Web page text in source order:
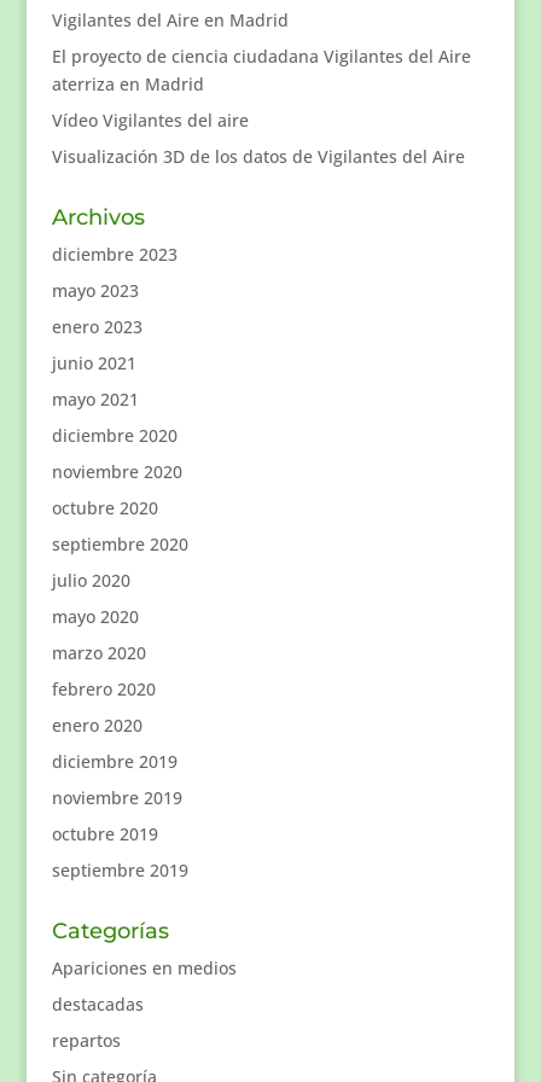
Vigilantes del Aire en Madrid
El proyecto de ciencia ciudadana Vigilantes del Aire
aterriza en Madrid
Vídeo Vigilantes del aire
Visualización 3D de los datos de Vigilantes del Aire
Archivos
diciembre 2023
mayo 2023
enero 2023
junio 2021
mayo 2021
diciembre 2020
noviembre 2020
octubre 2020
septiembre 2020
julio 2020
mayo 2020
marzo 2020
febrero 2020
enero 2020
diciembre 2019
noviembre 2019
octubre 2019
septiembre 2019
Categorías
Apariciones en medios
destacadas
repartos
Sin categoría